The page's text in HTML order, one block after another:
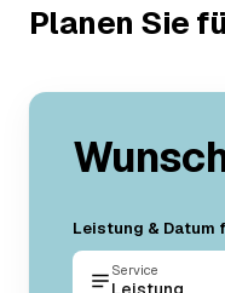
Planen Sie
Leistung & Datum
Service